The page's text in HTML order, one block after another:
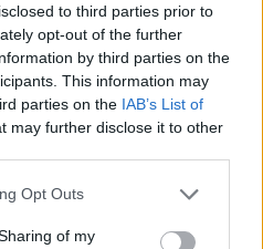
to third parties prior to
opt-out of the further
by third parties on the
This information may
parties on the IAB’s List of
may further disclose it to other
uses one or more Google
behaviour. You may click to
Opt Outs
of my
ο ΣΥΡΙΖΑ θα είναι
σε ένα ενωτικό σχήμα,
Σχολιασμένα